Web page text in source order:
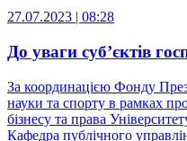
27.07.2023 | 08:28
До уваги суб’єктів
За координацією Фонду
науки та спорту в рамках
бізнесу та права
Кафедра публічного